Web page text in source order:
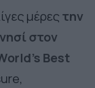
μέρεςτην
στον
Best